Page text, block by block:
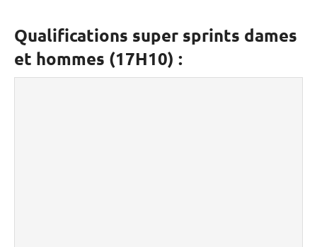
Qualifications super sprints dames
et hommes (17H10) :